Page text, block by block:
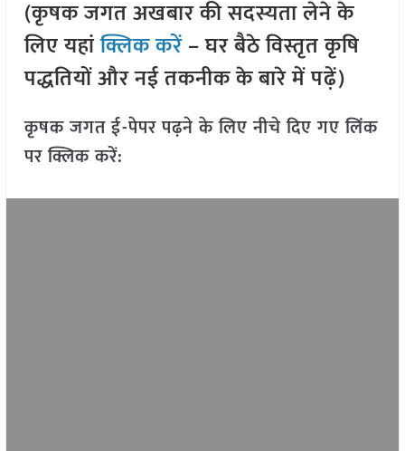
(कृषक जगत अखबार की सदस्यता लेने के
लिए यहांक्लिक करें– घर बैठे विस्तृत कृषि
पद्धतियों और नई तकनीक के बारे में पढ़ें)
कृषक जगत ई-पेपर पढ़ने के लिए नीचे दिए गए लिंक
पर क्लिक करें: